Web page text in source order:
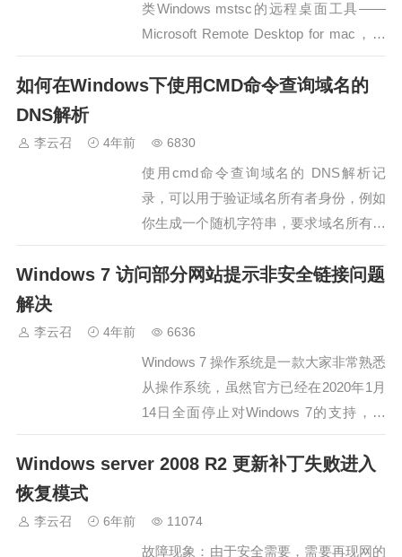
类Windows mstsc的远程桌面工具——
Microsoft Remote Desktop for mac，专
门用于局域网内，远程控制Windows桌
面。但是。苹果Appstore中国区确是长期
如何在Windows下使用CMD命令查询域名的
DNS解析
李云召 4年前 6830
使用cmd命令查询域名的 DNS解析记
录，可以用于验证域名所有者身份，例如
你生成一个随机字符串，要求域名所有者
将字符串添加到他所属域名
（liyunzhao.com）的 _dnsauth 二级域名
Windows 7 访问部分网站提示非安全链接问题
解决
李云召 4年前 6636
Windows 7 操作系统是一款大家非常熟悉
从操作系统，虽然官方已经在2020年1月
14日全面停止对Windows 7的支持，然
而，直到现在还有很多人在使用，有些程
序的兼容性在Windows 7上也非常的优
Windows server 2008 R2 更新补丁失败进入
恢复模式
李云召 6年前 11074
故障现象：由于安全需要，需要再现网的